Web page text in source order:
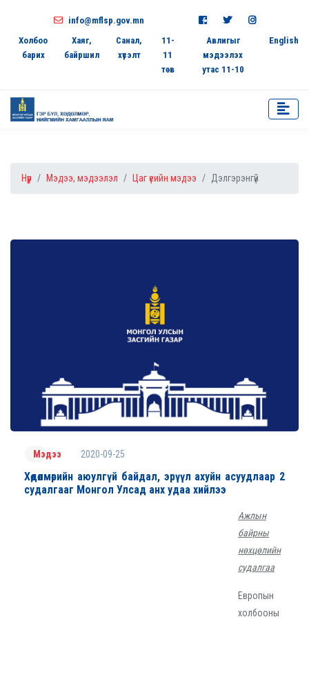
info@mflsp.gov.mn
Холбоо
барих
Хаяг,
байршил
Санал,
хүсэлт
11-
11
төв
Авлигыг
мэдээлэх
утас 11-10
English
Нүүр Мэдээ, мэдээлэл Цаг үеийн мэдээ Дэлгэрэнгүй
Мэдээ 2020-09-25
Хөдөлмөрийн аюулгүй байдал, эрүүл ахуйн асуудлаар 2
судалгааг Монгол Улсад анх удаа хийлээ
Ажлын
байрны
нөхцөлийн
судалгаа
Европын
холбооны